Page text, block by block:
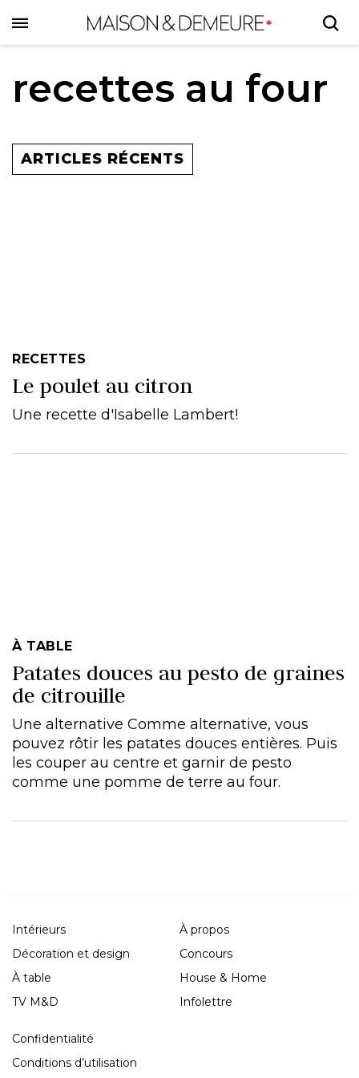
to
main
recettes au four
ARTICLES RÉCENTS
RECETTES
Le poulet au citron
Une recette d'Isabelle Lambert!
À TABLE
Patates douces au pesto de graines
de citrouille
Une alternative Comme alternative, vous
pouvez rôtir les patates douces entières. Puis
les couper au centre et garnir de pesto
comme une pomme de terre au four.
Intérieurs
Décoration et design
À table
TV M&D
À propos
Concours
House & Home
Infolettre
Confidentialité
Conditions d’utilisation